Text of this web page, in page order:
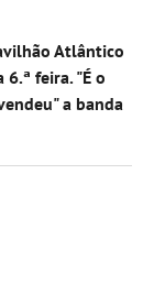
Atlântico
feira. "É o
a banda